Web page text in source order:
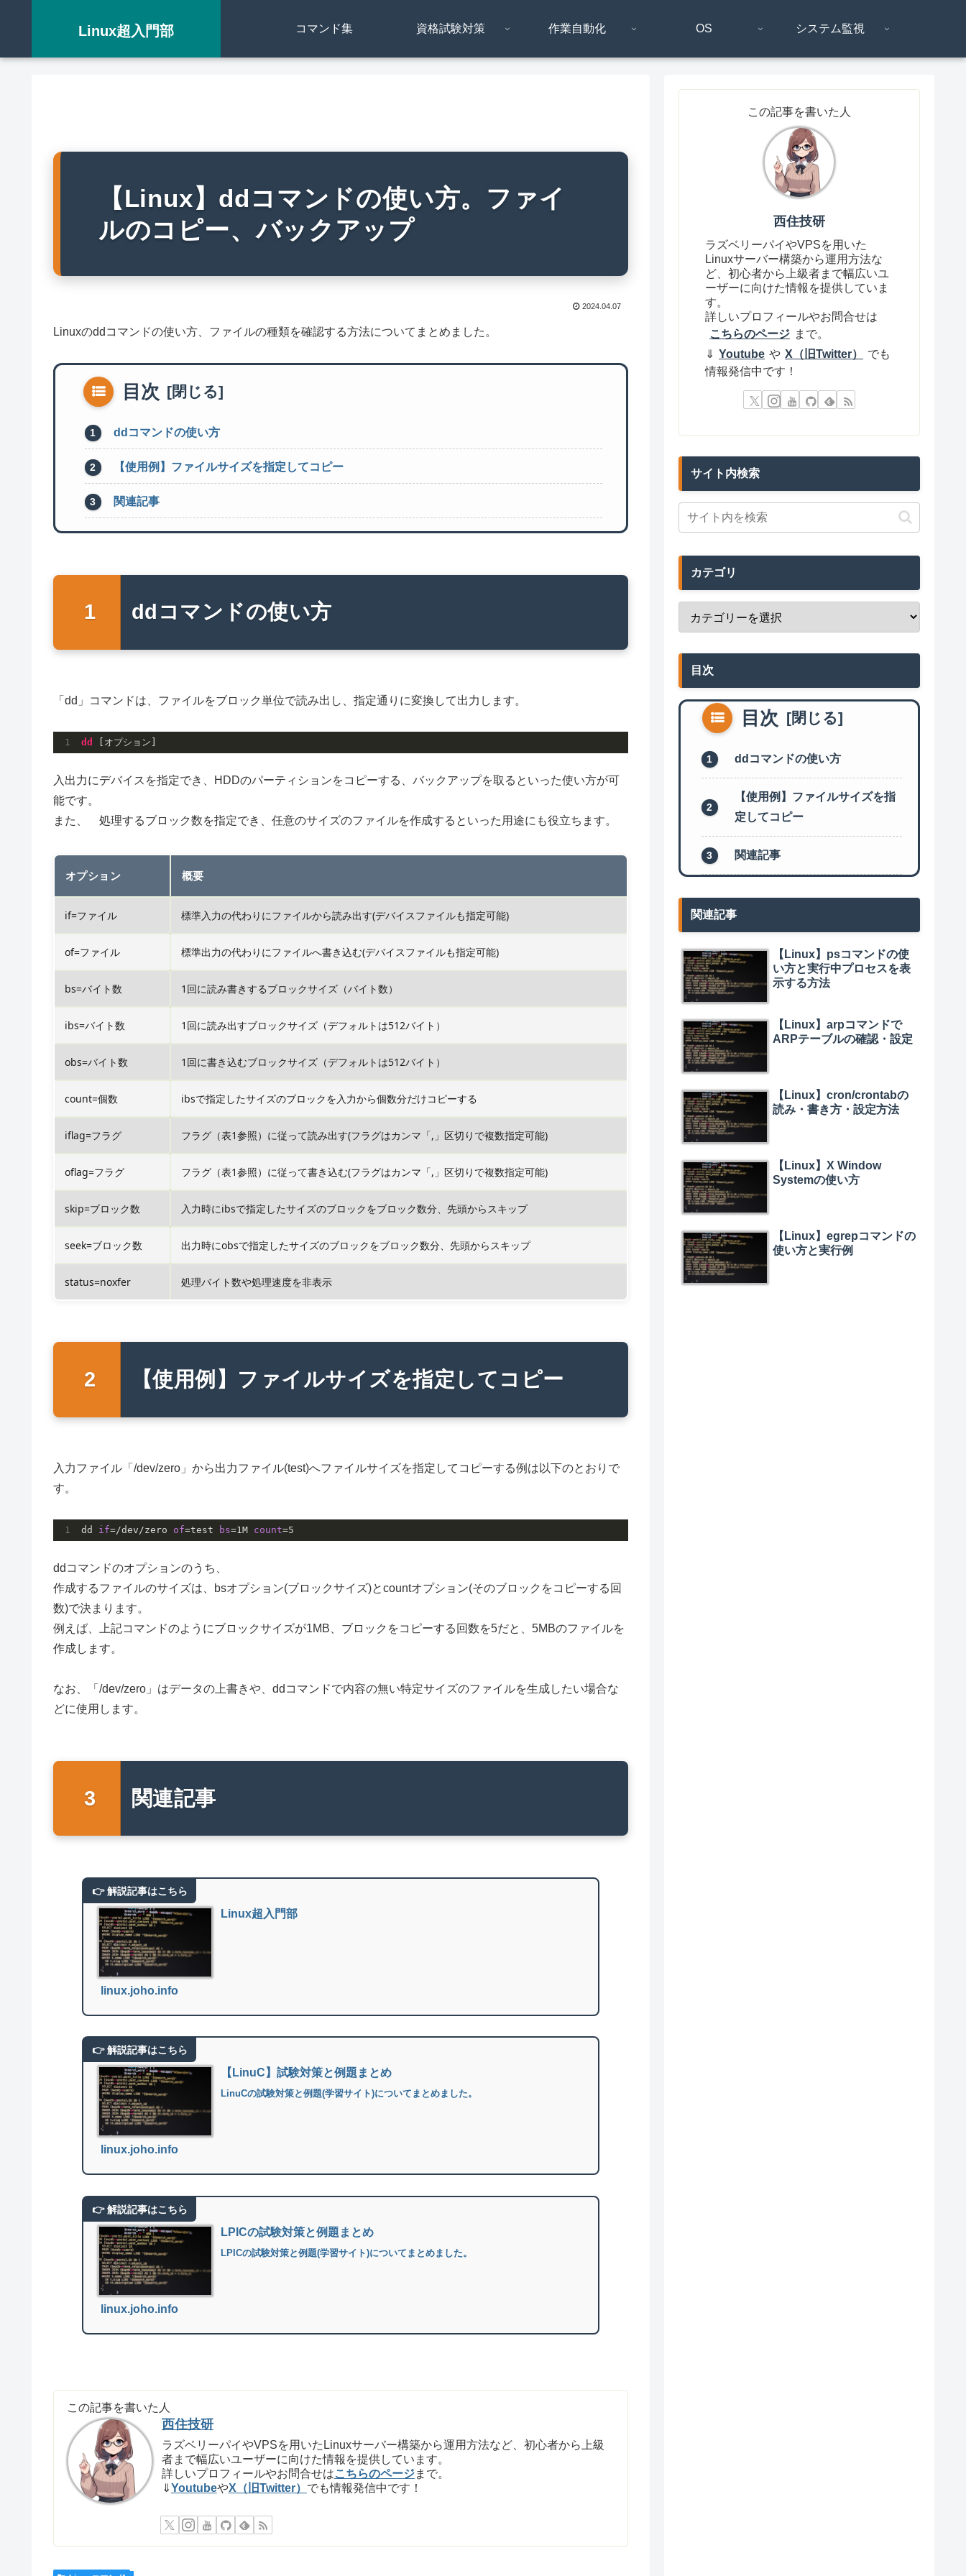
Linux超入門部 コマンド集 資格試験対策 作業自動化 OS システム監視
【Linux】ddコマンドの使い方。ファイ
ルのコピー、バックアップ
2024.04.07
Linuxのddコマンドの使い方、ファイルの種類を確認する方法についてまとめました。
目次
ddコマンドの使い方
【使用例】ファイルサイズを指定してコピー
関連記事
ddコマンドの使い方
「dd」コマンドは、ファイルをブロック単位で読み出し、指定通りに変換して出力します。
dd [オプション]
入出力にデバイスを指定でき、HDDのパーティションをコピーする、バックアップを取るといった使い方が可
能です。
また、 処理するブロック数を指定でき、任意のサイズのファイルを作成するといった用途にも役立ちます。
オプション 概要
if=ファイル 標準入力の代わりにファイルから読み出す(デバイスファイルも指定可能)
of=ファイル 標準出力の代わりにファイルへ書き込む(デバイスファイルも指定可能)
bs=バイト数 1回に読み書きするブロックサイズ（バイト数）
ibs=バイト数 1回に読み出すブロックサイズ（デフォルトは512バイト）
obs=バイト数 1回に書き込むブロックサイズ（デフォルトは512バイト）
count=個数 ibsで指定したサイズのブロックを入力から個数分だけコピーする
iflag=フラグ フラグ（表1参照）に従って読み出す(フラグはカンマ「,」区切りで複数指定可能)
oflag=フラグ フラグ（表1参照）に従って書き込む(フラグはカンマ「,」区切りで複数指定可能)
skip=ブロック数 入力時にibsで指定したサイズのブロックをブロック数分、先頭からスキップ
seek=ブロック数 出力時にobsで指定したサイズのブロックをブロック数分、先頭からスキップ
status=noxfer 処理バイト数や処理速度を非表示
【使用例】ファイルサイズを指定してコピー
入力ファイル「/dev/zero」から出力ファイル(test)へファイルサイズを指定してコピーする例は以下のとおりで
す。
dd if=/dev/zero of=test bs=1M count=5
ddコマンドのオプションのうち、
作成するファイルのサイズは、bsオプション(ブロックサイズ)とcountオプション(そのブロックをコピーする回
数)で決まります。
例えば、上記コマンドのようにブロックサイズが1MB、ブロックをコピーする回数を5だと、5MBのファイルを
作成します。
なお、「/dev/zero」はデータの上書きや、ddコマンドで内容の無い特定サイズのファイルを生成したい場合な
どに使用します。
関連記事
Linux超入門部
linux.joho.info
【LinuC】試験対策と例題まとめ
LinuCの試験対策と例題(学習サイト)についてまとめました。
linux.joho.info
LPICの試験対策と例題まとめ
LPICの試験対策と例題(学習サイト)についてまとめました。
linux.joho.info
この記事を書いた人
西住技研
ラズベリーパイやVPSを用いたLinuxサーバー構築から運用方法など、初心者から上級
者まで幅広いユーザーに向けた情報を提供しています。
詳しいプロフィールやお問合せはこちらのページまで。
⇓YoutubeやX（旧Twitter） でも情報発信中です！
この記事を書いた人
西住技研
ラズベリーパイやVPSを用いた
Linuxサーバー構築から運用方法な
ど、初心者から上級者まで幅広いユ
ーザーに向けた情報を提供していま
す。
詳しいプロフィールやお問合せは
こちらのページ まで。
⇓ Youtube や X（旧Twitter）
でも
情報発信中です！
サイト内検索
カテゴリ
目次
目次
ddコマンドの使い方
【使用例】ファイルサイズを指
定してコピー
関連記事
関連記事
【Linux】psコマンドの使
い方と実行中プロセスを表
示する方法
【Linux】arpコマンドで
ARPテーブルの確認・設定
【Linux】cron/crontabの
読み・書き方・設定方法
【Linux】X Window
Systemの使い方
【Linux】egrepコマンドの
使い方と実行例